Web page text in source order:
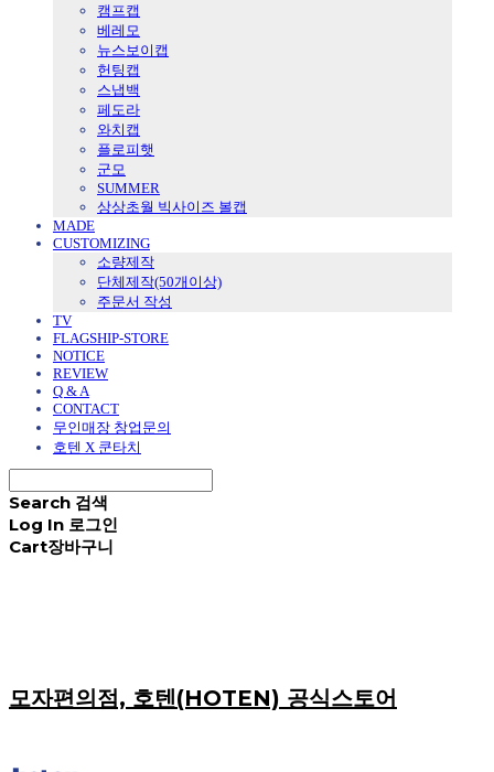
캠프캡
베레모
뉴스보이캡
헌팅캡
스냅백
페도라
와치캡
플로피햇
군모
SUMMER
상상초월 빅사이즈 볼캡
MADE
CUSTOMIZING
소량제작
단체제작(50개이상)
주문서 작성
TV
FLAGSHIP-STORE
NOTICE
REVIEW
Q & A
CONTACT
무인매장 창업문의
호텐 X 쿤타치
Search 검색
Log In 로그인
Cart장바구니
모자편의점, 호텐(HOTEN) 공식스토어